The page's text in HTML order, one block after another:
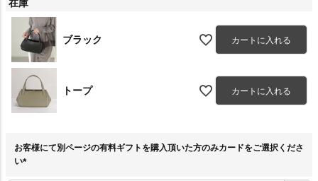
在庫
ブラック カートに入れる
トープ カートに入れる
お客様にて別ページの有料ギフトを購入頂いた方のみカードをご選択くださ
い